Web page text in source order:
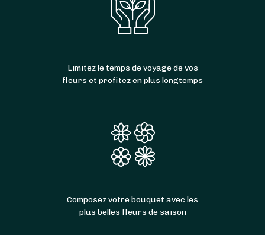
Limitez le temps de voyage de vos
fleurs et profitez en plus longtemps
Composez votre bouquet avec les
plus belles fleurs de saison